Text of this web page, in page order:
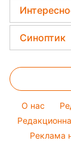
Алла
Максим
Виталий
София
Новости
Новости
Новости
Новости
Новости
Новости
Новости
Новости
Комнатные
Все о сале
Закуски
Салаты
Простые
Легкие
Тесты по
Народные
Все о шоу-
Синоптик
Погода на
Погода на
Пылевая
O нас
Реклама